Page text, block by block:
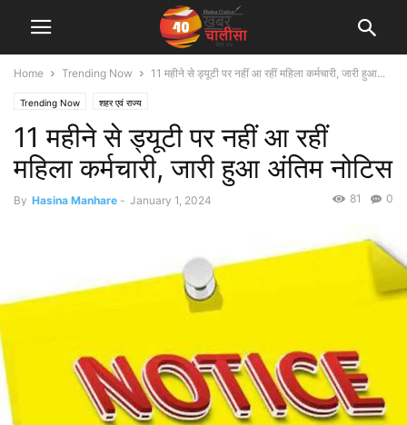
Home Trending Now 11 महीने से ड्यूटी पर नहीं आ रहीं महिला कर्मचारी, जारी हुआ...
Trending Now शहर एवं राज्य
11 महीने से ड्यूटी पर नहीं आ रहीं
महिला कर्मचारी, जारी हुआ अंतिम नोटिस
By Hasina Manhare - January 1, 2024 0
81